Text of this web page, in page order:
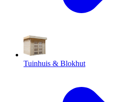
Tuinhuis & Blokhut